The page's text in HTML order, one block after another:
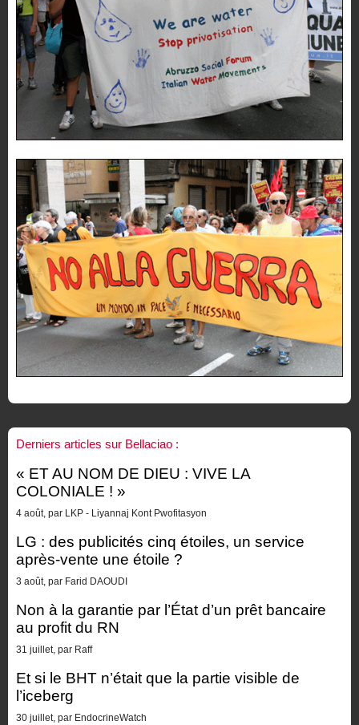
Derniers articles sur Bellaciao :
« ET AU NOM DE DIEU : VIVE LA
COLONIALE ! »
4 août, par LKP - Liyannaj Kont Pwofitasyon
LG : des publicités cinq étoiles, un service
après-vente une étoile ?
3 août, par Farid DAOUDI
Non à la garantie par l’État d’un prêt bancaire
au profit du RN
31 juillet, par Raff
Et si le BHT n’était que la partie visible de
l’iceberg
30 juillet, par EndocrineWatch